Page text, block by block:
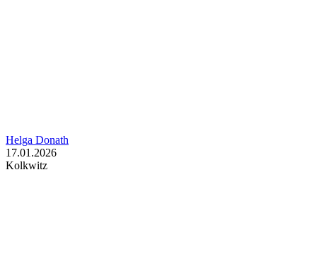
Helga Donath
17.01.2026
Kolkwitz